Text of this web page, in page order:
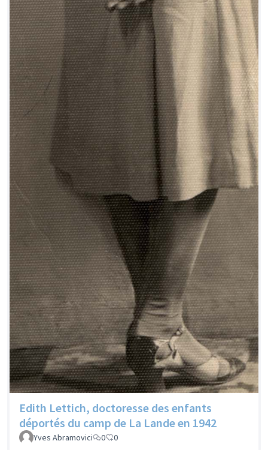
Edith Lettich, doctoresse des enfants
déportés du camp de La Lande en 1942
Yves Abramovici 0 0